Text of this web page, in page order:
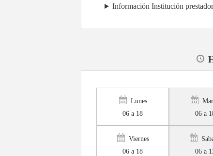
Información Institución
Lunes
06 a 18
06 a
Viernes
06 a 18
06 a